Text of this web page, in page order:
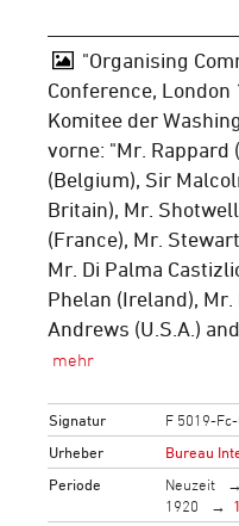
"Organising
Conference,
Komitee der
vorne: "Mr. Rappard
(Belgium), Sir
Britain), Mr.
(France), Mr.
Mr. Di Palma
Phelan (Ireland),
Andrews (U.S.A.)
Signatur
F 5019-
Urheber
Bureau
Periode
Neuzeit
1920